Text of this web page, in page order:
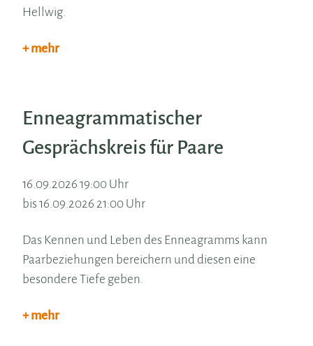
Hellwig.
+ mehr
Enneagrammatischer
Gesprächskreis für Paare
16.09.2026 19:00 Uhr
bis 16.09.2026 21:00 Uhr
Das Kennen und Leben des Enneagramms kann
Paarbeziehungen bereichern und diesen eine
besondere Tiefe geben.
+ mehr